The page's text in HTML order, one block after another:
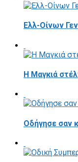
Ελλ-Οίνων
H Μαγκιά
Οδήγησε σαν